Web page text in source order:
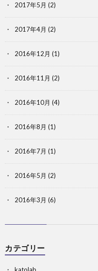
2017年5月 (2)
2017年4月 (2)
2016年12月 (1)
2016年11月 (2)
2016年10月 (4)
2016年8月 (1)
2016年7月 (1)
2016年5月 (2)
2016年3月 (6)
カテゴリー
katolab